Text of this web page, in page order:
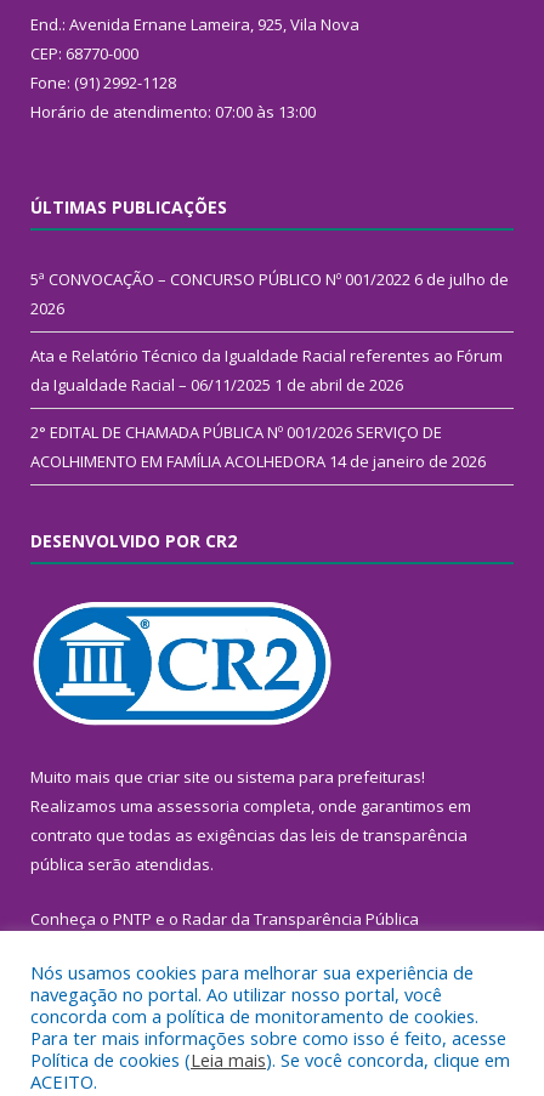
End.: Avenida Ernane Lameira, 925, Vila Nova
CEP: 68770-000
Fone: (91) 2992-1128
Horário de atendimento: 07:00 às 13:00
ÚLTIMAS PUBLICAÇÕES
5ª CONVOCAÇÃO – CONCURSO PÚBLICO Nº 001/2022 6 de julho de
2026
Ata e Relatório Técnico da Igualdade Racial referentes ao Fórum
da Igualdade Racial – 06/11/2025 1 de abril de 2026
2° EDITAL DE CHAMADA PÚBLICA Nº 001/2026 SERVIÇO DE
ACOLHIMENTO EM FAMÍLIA ACOLHEDORA 14 de janeiro de 2026
DESENVOLVIDO POR CR2
Muito mais que criar site ou sistema para prefeituras!
Realizamos uma assessoria completa, onde garantimos em
contrato que todas as exigências das leis de transparência
pública serão atendidas.
Conheça o PNTP e o Radar da Transparência Pública
Todos os direitos reservados a Prefeitura Municipal de
Inhangapi.
Nós usamos cookies para melhorar sua experiência de
navegação no portal. Ao utilizar nosso portal, você
concorda com a política de monitoramento de cookies.
Para ter mais informações sobre como isso é feito, acesse
Política de cookies (Leia mais). Se você concorda, clique em
ACEITO.